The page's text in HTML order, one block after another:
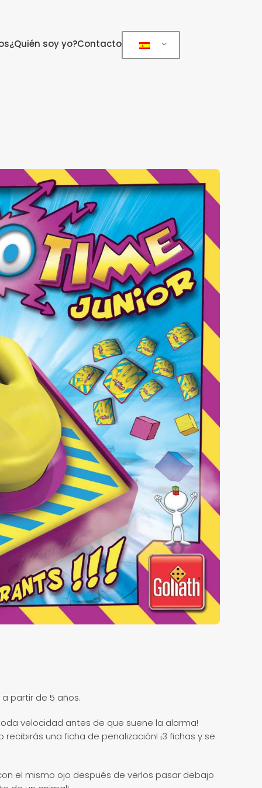
¿Quién soy yo?Contacto
a partir de 5 años.
toda velocidad antes de que suene la alarma!
una ficha de penalización! ¡3 fichas y se
el mismo ojo después de verlos pasar debajo